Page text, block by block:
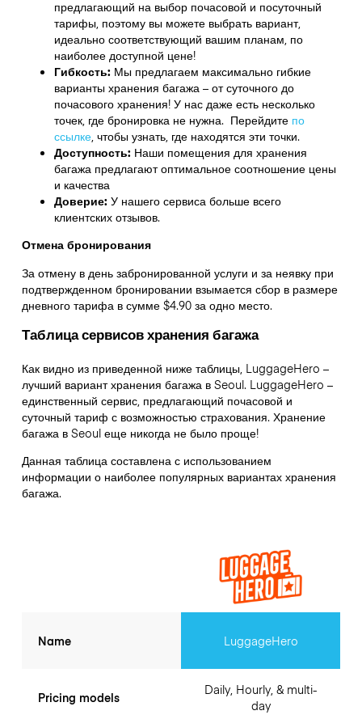
предлагающий на выбор почасовой и посуточный
тарифы, поэтому вы можете выбрать вариант,
идеально соответствующий вашим планам, по
наиболее доступной цене!
Гибкость: Мы предлагаем максимально гибкие
варианты хранения багажа – от суточного до
почасового хранения! У нас даже есть несколько
точек, где бронировка не нужна. Перейдите по
ссылке,чтобы узнать, где находятся эти точки.
Доступность: Наши помещения для хранения
багажа предлагают оптимальное соотношение цены
и качества
Доверие: У нашего сервиса больше всего
клиентских отзывов.
Отмена бронирования
За отмену в день забронированной услуги и за неявку при
подтвержденном бронировании взымается сбор в размере
дневного тарифа в сумме $4.90 за одно место.
Таблица сервисов хранения багажа
Как видно из приведенной ниже таблицы, LuggageHero –
лучший вариант хранения багажа в Seoul. LuggageHero –
единственный сервис, предлагающий почасовой и
суточный тариф с возможностью страхования. Хранение
багажа в Seoulеще никогда не было проще!
Данная таблица составлена с использованием
информации о наиболее популярных вариантах хранения
багажа.
Name
Pricing models
LuggageHero
Daily, Hourly, & multi-
day